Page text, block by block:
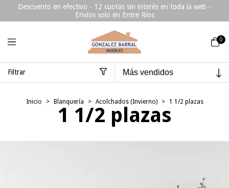
Descuento en efectivo - 12 cuotas sin interés en toda la web -
Envíos solo en Entre Ríos
0
Filtrar
Inicio > Blanquería > Acolchados (Invierno) > 1 1/2 plazas
1 1/2 plazas